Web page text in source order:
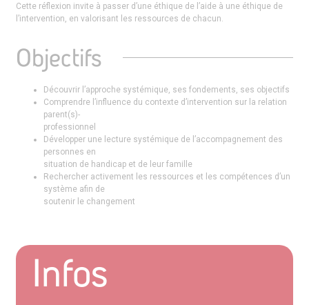
Cette réflexion invite à passer d’une éthique de l’aide à une éthique de
l’intervention, en valorisant les ressources de chacun.
Objectifs
Découvrir l’approche systémique, ses fondements, ses objectifs
Comprendre l’influence du contexte d’intervention sur la relation
parent(s)-
professionnel
Développer une lecture systémique de l’accompagnement des
personnes en
situation de handicap et de leur famille
Rechercher activement les ressources et les compétences d’un
système afin de
soutenir le changement
Infos